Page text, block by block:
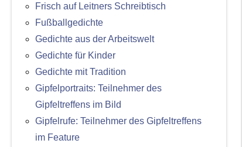
Frisch auf Leitners Schreibtisch
Fußballgedichte
Gedichte aus der Arbeitswelt
Gedichte für Kinder
Gedichte mit Tradition
Gipfelportraits: Teilnehmer des
Gipfeltreffens im Bild
Gipfelrufe: Teilnehmer des Gipfeltreffens
im Feature